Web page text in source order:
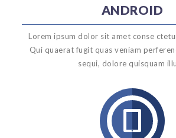
ANDROID
Lorem ipsum dolor sit amet conse
Qui quaerat fugit quas veniam
sequi, dolore quisquam
